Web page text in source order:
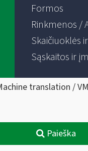
Formos
Rinkmenos /
Skaičiuoklės
Sąskaitos ir
translation /
Paieška